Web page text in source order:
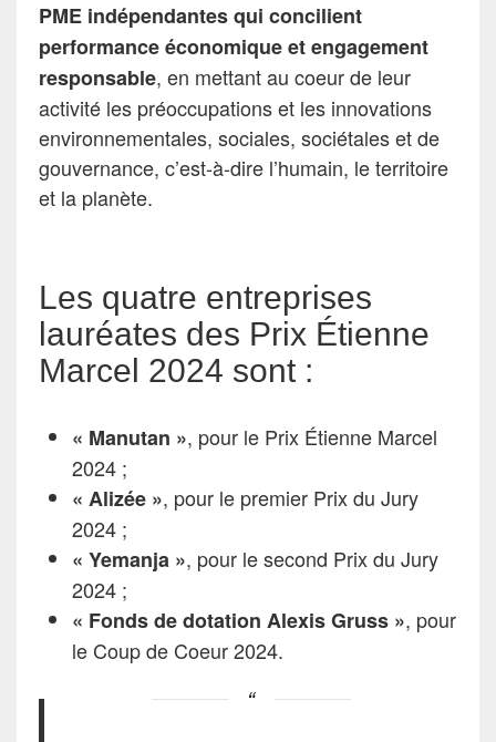
PME indépendantes qui concilient
performance économique et engagement
responsable, en mettant au coeur de leur
activité les préoccupations et les innovations
environnementales, sociales, sociétales et de
gouvernance, c’est-à-dire l’humain, le territoire
et la planète.
Les quatre entreprises
lauréates des Prix Étienne
Marcel 2024 sont :
« Manutan », pour le Prix Étienne Marcel
2024 ;
« Alizée », pour le premier Prix du Jury
2024 ;
« Yemanja », pour le second Prix du Jury
2024 ;
« Fonds de dotation Alexis Gruss », pour
le Coup de Coeur 2024.